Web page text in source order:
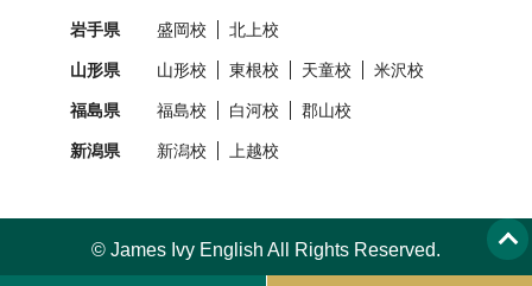
岩手県 盛岡校 北上校
山形県 山形校 東根校 天童校 米沢校
福島県 福島校 白河校 郡山校
新潟県 新潟校 上越校
© James Ivy English All Rights Reserved.